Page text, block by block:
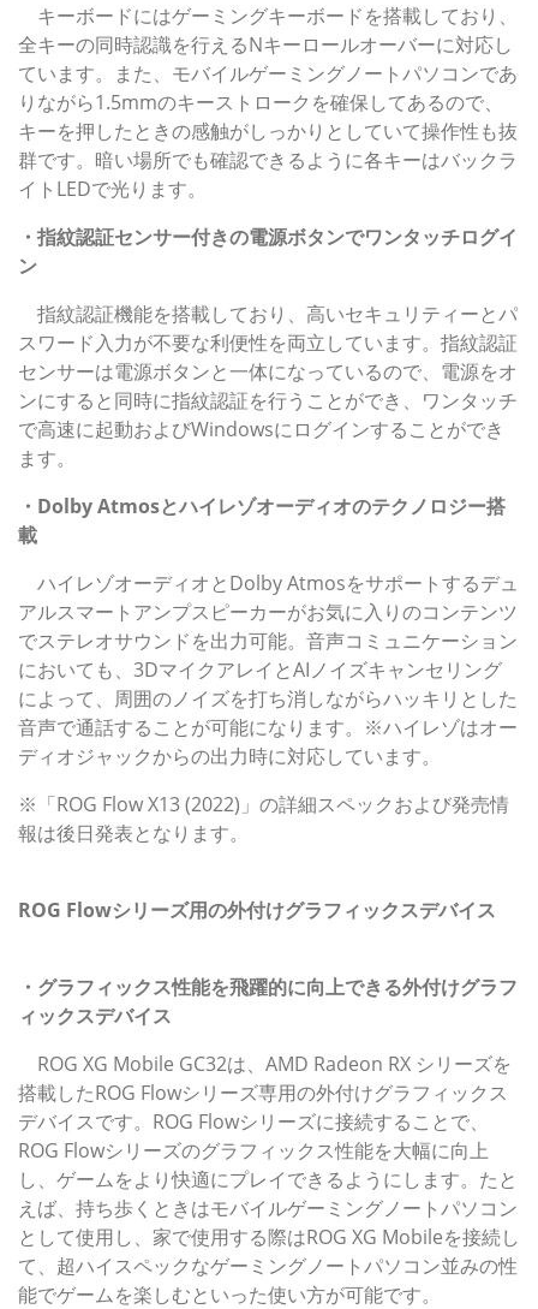
キーボードにはゲーミングキーボードを搭載しており、
全キーの同時認識を行えるNキーロールオーバーに対応し
ています。また、モバイルゲーミングノートパソコンであ
りながら1.5mmのキーストロークを確保してあるので、
キーを押したときの感触がしっかりとしていて操作性も抜
群です。暗い場所でも確認できるように各キーはバックラ
イトLEDで光ります。
・指紋認証センサー付きの電源ボタンでワンタッチログイ
ン
指紋認証機能を搭載しており、高いセキュリティーとパ
スワード入力が不要な利便性を両立しています。指紋認証
センサーは電源ボタンと一体になっているので、電源をオ
ンにすると同時に指紋認証を行うことができ、ワンタッチ
で高速に起動およびWindowsにログインすることができ
ます。
・Dolby Atmosとハイレゾオーディオのテクノロジー搭
載
ハイレゾオーディオとDolby Atmosをサポートするデュ
アルスマートアンプスピーカーがお気に入りのコンテンツ
でステレオサウンドを出力可能。音声コミュニケーション
においても、3DマイクアレイとAIノイズキャンセリング
によって、周囲のノイズを打ち消しながらハッキリとした
音声で通話することが可能になります。※ハイレゾはオー
ディオジャックからの出力時に対応しています。
※「ROG Flow X13 (2022)」の詳細スペックおよび発売情
報は後日発表となります。
ROG Flowシリーズ用の外付けグラフィックスデバイス
・グラフィックス性能を飛躍的に向上できる外付けグラフ
ィックスデバイス
ROG XG Mobile GC32は、AMD Radeon RX シリーズを
搭載したROG Flowシリーズ専用の外付けグラフィックス
デバイスです。ROG Flowシリーズに接続することで、
ROG Flowシリーズのグラフィックス性能を大幅に向上
し、ゲームをより快適にプレイできるようにします。たと
えば、持ち歩くときはモバイルゲーミングノートパソコン
として使用し、家で使用する際はROG XG Mobileを接続し
て、超ハイスペックなゲーミングノートパソコン並みの性
能でゲームを楽しむといった使い方が可能です。